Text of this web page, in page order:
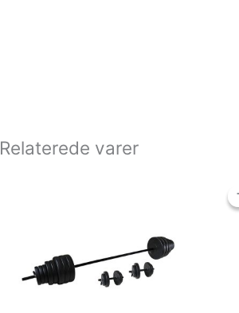
Relaterede varer